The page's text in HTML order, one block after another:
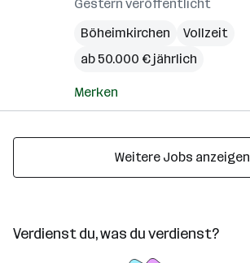
Gestern veröffentlicht
Böheimkirchen
Vollzeit
ab 50.000 € jährlich
Merken
Weitere Jobs anzeigen
Verdienst du, was du verdienst?